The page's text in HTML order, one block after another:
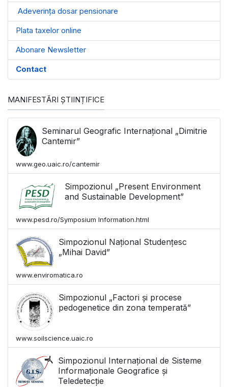
Adeverința dosar pensionare
Plata taxelor online
Abonare Newsletter
Contact
MANIFESTĂRI ȘTIINȚIFICE
Seminarul Geografic Internațional „Dimitrie
Cantemir”
www.geo.uaic.ro/cantemir
Simpozionul „Present Environment
and Sustainable Development”
www.pesd.ro/Symposium Information.html
Simpozionul Național Studențesc
„Mihai David”
www.enviromatica.ro
Simpozionul „Factori și procese
pedogenetice din zona temperată”
www.soilscience.uaic.ro
Simpozionul Internațional de Sisteme
Informaționale Geografice și
Teledetecție